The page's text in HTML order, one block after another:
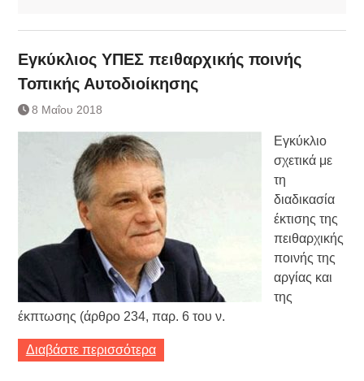
Εγκύκλιος ΥΠΕΣ πειθαρχικής ποινής
Τοπικής Αυτοδιοίκησης
8 Μαΐου 2018
Εγκύκλιο
σχετικά με
τη
διαδικασία
έκτισης της
πειθαρχικής
ποινής της
αργίας και
της
έκπτωσης (άρθρο 234, παρ. 6 του ν.
Διαβάστε περισσότερα